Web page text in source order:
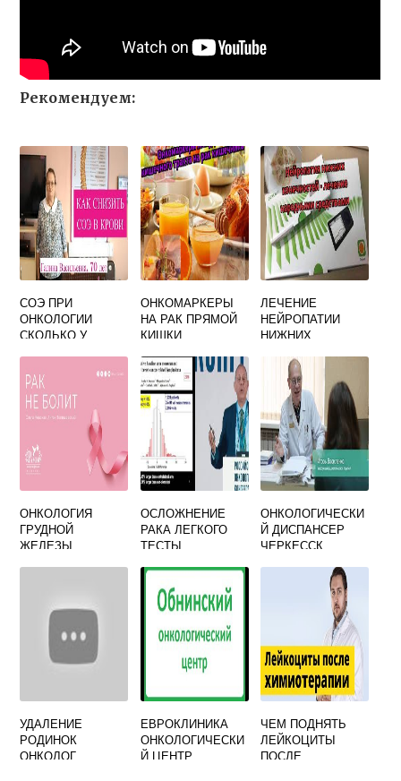
Рекомендуем:
СОЭ ПРИ
ОНКОЛОГИИ
СКОЛЬКО У
ОНКОМАРКЕРЫ
НА РАК ПРЯМОЙ
КИШКИ
ЛЕЧЕНИЕ
НЕЙРОПАТИИ
НИЖНИХ
ПОСЛЕ
ХИМИОТЕРАПИИ
ОНКОЛОГИЯ
ГРУДНОЙ
ЖЕЛЕЗЫ
ОСЛОЖНЕНИЕ
РАКА ЛЕГКОГО
ТЕСТЫ
ОНКОЛОГИЧЕСКИ
Й ДИСПАНСЕР
ЧЕРКЕССК
УДАЛЕНИЕ
РОДИНОК
ОНКОЛОГ
ЕВРОКЛИНИКА
ОНКОЛОГИЧЕСКИ
Й ЦЕНТР
ЧЕМ ПОДНЯТЬ
ЛЕЙКОЦИТЫ
ПОСЛЕ